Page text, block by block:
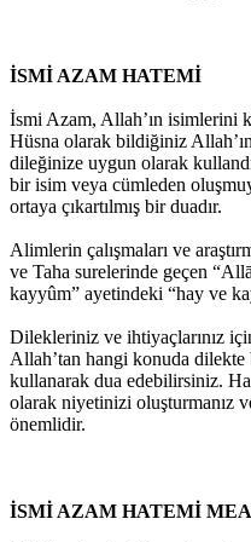
İSMİ AZAM HATEMİ
İsmi Azam, Allah’ın isimlerini
Hüsna olarak bildiğiniz
dileğinize uygun olarak
bir isim veya cümleden
ortaya çıkartılmış bir duadır.
Alimlerin çalışmaları ve
ve Taha surelerinde geçen
kayyûm” ayetindeki “hay ve
Dilekleriniz ve ihtiyaçlarınız
Allah’tan hangi konuda dilekte
kullanarak dua edebilirsiniz.
olarak niyetinizi oluşturmanız
önemlidir.
İSMİ AZAM HATEMİ